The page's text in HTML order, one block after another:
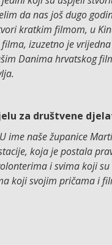
da nas još dugo
kratkim filmom, u
izuzetno je
Danima hrvatskog
za društvene
ime naše županice
koja je postala
i svima koji su
koji svojim pričama i